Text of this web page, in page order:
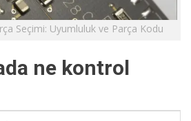
Seçimi: Uyumluluk ve Parça Kodu
ne kontrol